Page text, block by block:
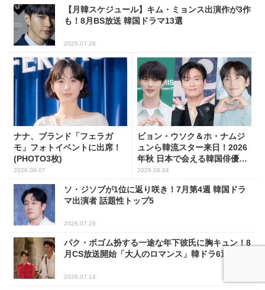
【月韓スケジュール】キム・ミョンス出演作が3作
も！8月BS放送 韓国ドラマ13選
2026.07.28
ナナ、ブランド「フェラガ
モ」フォトイベントに出席！
(PHOTO3枚)
2026.08.07
ビョン・ウソク＆ホ・ナムジ
ュンら韓流スター来日！2026
年秋 日本で会える韓国俳優10
人
2026.08.04
ソ・ジソブが1位に返り咲き！7月第4週 韓国ドラ
マ出演者 話題性トップ5
2026.07.29
パク・ボゴム扮する一途な年下彼氏に胸キュン！8
月CS放送開始「大人のロマンス」韓ドラ6選
2026.07.14